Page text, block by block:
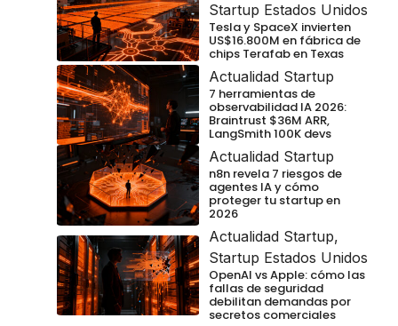
Startup Estados Unidos
Tesla y SpaceX invierten
US$16.800M en fábrica de
chips Terafab en Texas
Actualidad Startup
7 herramientas de
observabilidad IA 2026:
Braintrust $36M ARR,
LangSmith 100K devs
Actualidad Startup
n8n revela 7 riesgos de
agentes IA y cómo
proteger tu startup en
2026
Actualidad Startup,
Startup Estados Unidos
OpenAI vs Apple: cómo las
fallas de seguridad
debilitan demandas por
secretos comerciales